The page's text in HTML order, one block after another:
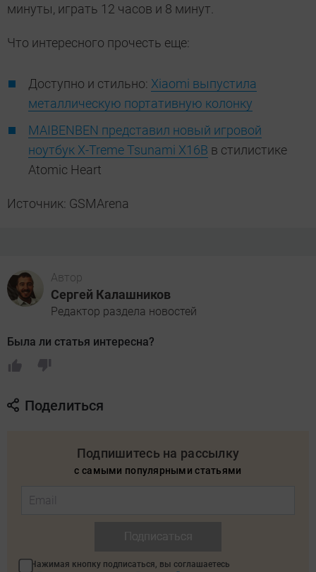
минуты, играть 12 часов и 8 минут.
Что интересного прочесть еще:
Доступно и стильно: Xiaomi выпустила
металлическую портативную колонку
MAIBENBEN представил новый игровой
ноутбук X-Treme Tsunami X16B в стилистике
Atomic Heart
Источник: GSMArena
Автор
Сергей Калашников
Редактор раздела новостей
Была ли статья интересна?
Поделиться
Подпишитесь на рассылку
с самыми популярными статьями
Нажимая кнопку подписаться, вы соглашаетесь